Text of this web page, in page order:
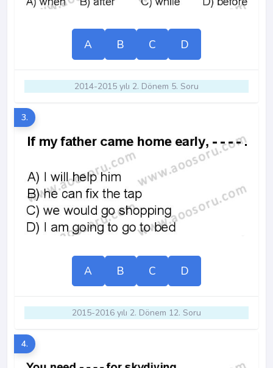
A B C D
2014-2015 yılı 2. Dönem 5. Soru
3.
A B C D
2015-2016 yılı 2. Dönem 12. Soru
4.